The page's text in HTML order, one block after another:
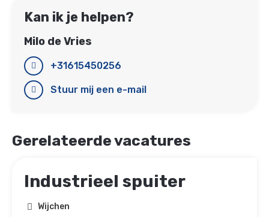
Kan ik je helpen?
Milo de Vries
+31615450256
Stuur mij een e-mail
Gerelateerde vacatures
Industrieel spuiter
Wijchen